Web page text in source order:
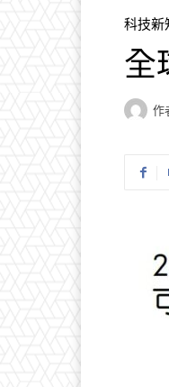
科技新
全
作